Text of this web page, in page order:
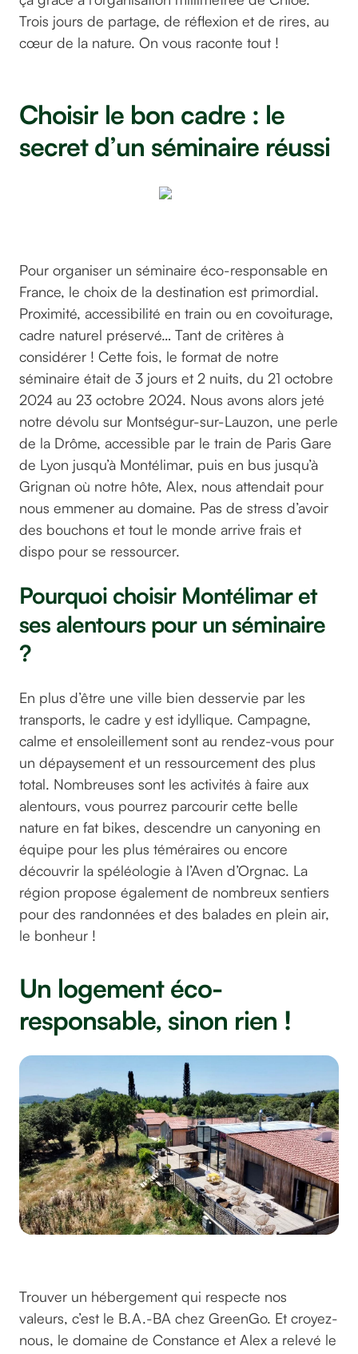
Trois jours de partage, de réflexion et de rires, au
cœur de la nature. On vous raconte tout !
Choisir le bon cadre : le
secret d’un séminaire réussi
Pour organiser un séminaire éco-responsable en
France, le choix de la destination est primordial.
Proximité, accessibilité en train ou en covoiturage,
cadre naturel préservé… Tant de critères à
considérer ! Cette fois, le format de notre
séminaire était de 3 jours et 2 nuits, du 21 octobre
2024 au 23 octobre 2024. Nous avons alors jeté
notre dévolu sur Montségur-sur-Lauzon, une perle
de la Drôme, accessible par le train de Paris Gare
de Lyon jusqu’à Montélimar, puis en bus jusqu’à
Grignan où notre hôte, Alex, nous attendait pour
nous emmener au domaine. Pas de stress d’avoir
des bouchons et tout le monde arrive frais et
dispo pour se ressourcer.
Pourquoi choisir Montélimar et
ses alentours pour un séminaire
?
En plus d’être une ville bien desservie par les
transports, le cadre y est idyllique. Campagne,
calme et ensoleillement sont au rendez-vous pour
un dépaysement et un ressourcement des plus
total. Nombreuses sont les activités à faire aux
alentours, vous pourrez parcourir cette belle
nature en fat bikes, descendre un canyoning en
équipe pour les plus téméraires ou encore
découvrir la spéléologie à l’Aven d’Orgnac. La
région propose également de nombreux sentiers
pour des randonnées et des balades en plein air,
le bonheur !
Un logement éco-
responsable, sinon rien !
Trouver un hébergement qui respecte nos
valeurs, c’est le B.A.-BA chez GreenGo. Et croyez-
nous, le domaine de Constance et Alex a relevé le